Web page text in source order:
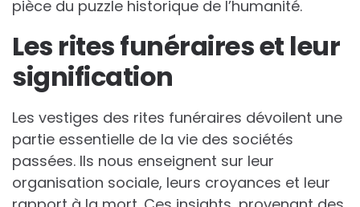
pièce du puzzle historique de l’humanité.
Les rites funéraires et leur
signification
Les vestiges des rites funéraires dévoilent une
partie essentielle de la vie des sociétés
passées. Ils nous enseignent sur leur
organisation sociale, leurs croyances et leur